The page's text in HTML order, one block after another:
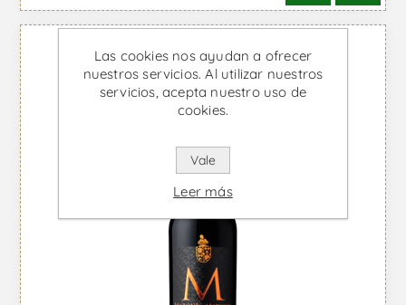
Las cookies nos ayudan a ofrecer
nuestros servicios. Al utilizar nuestros
servicios, acepta nuestro uso de
cookies.
Vale
Leer más